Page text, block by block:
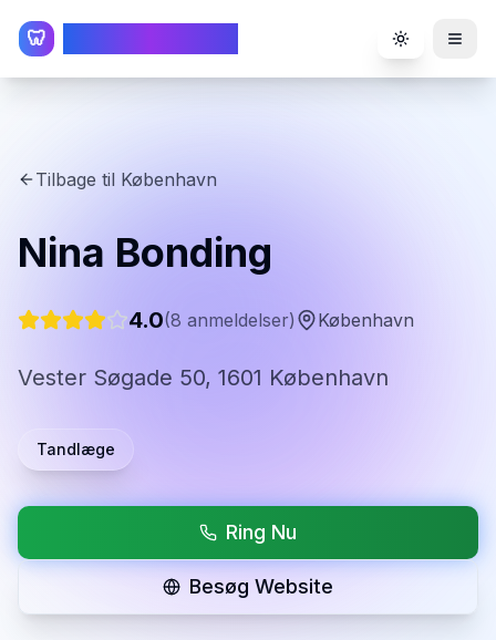
🦷 Toggle
Tilbage til København
Nina Bonding
4.0(8 anmeldelser) København
Vester Søgade 50, 1601 København
Tandlæge
Ring Nu
Besøg Website